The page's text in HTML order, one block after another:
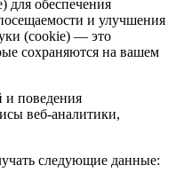
обеспечения
и улучшения
(cookie) — это
сохраняются на вашем
и поведения
веб-аналитики,
следующие данные: